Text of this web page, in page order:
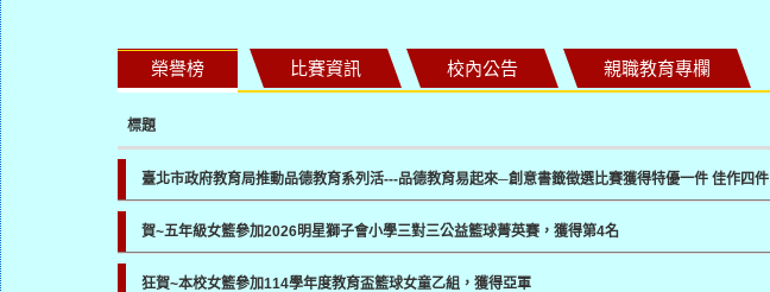
榮譽榜 比賽資訊 校內公告 親職教育專欄
標題
臺北市政府教育局推動品德教育系列活---品德教育易起來─創意書籤徵選比賽獲得特優一件 佳作四件
賀~五年級女籃參加2026明星獅子會小學三對三公益籃球菁英賽，獲得第4名
狂賀~本校女籃參加114學年度教育盃籃球女童乙組，獲得亞軍